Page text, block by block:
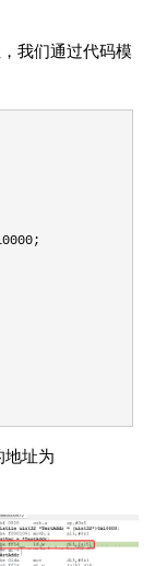
我们通过代码模
地址为